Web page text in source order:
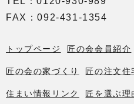
FAX：092-431-1354
トップページ 匠の会会員紹介
匠の会の家づくり 匠の注文住
住まい情報リンク 匠を選ぶ理